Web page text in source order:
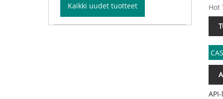
Kaikki uudet tuotteet
Hot